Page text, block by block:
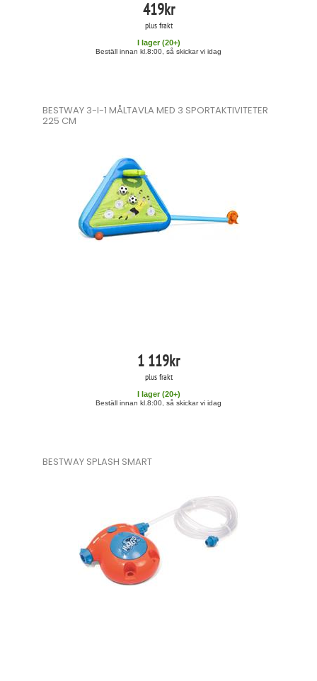
419kr
plus frakt
I lager (20+)
Beställ innan kl.8:00, så skickar vi idag
BESTWAY 3-I-1 MÅLTAVLA MED 3 SPORTAKTIVITETER
225 CM
1 119kr
plus frakt
I lager (20+)
Beställ innan kl.8:00, så skickar vi idag
BESTWAY SPLASH SMART